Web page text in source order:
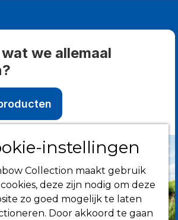
we allemaal
instellingen
Collection maakt gebruik
deze zijn nodig om deze
zo goed mogelijk te laten
Door akkoord te gaan